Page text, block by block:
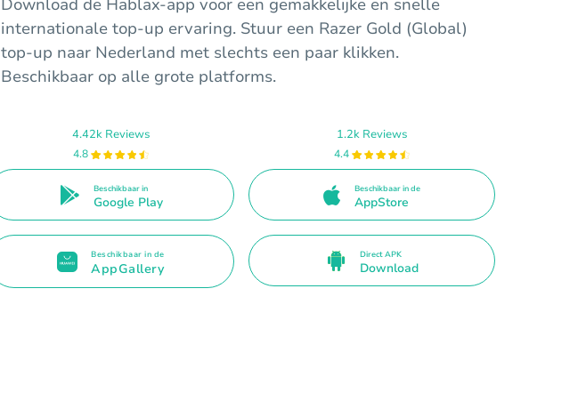
Download de Hablax-app voor een gemakkelijke en snelle
internationale top-up ervaring. Stuur een Razer Gold (Global)
top-up naar Nederland met slechts een paar klikken.
Beschikbaar op alle grote platforms.
4.42k Reviews
4.8
Beschikbaar in
Google Play
1.2k Reviews
4.4
Beschikbaar in de
AppStore
Beschikbaar in de
AppGallery
Direct APK
Download